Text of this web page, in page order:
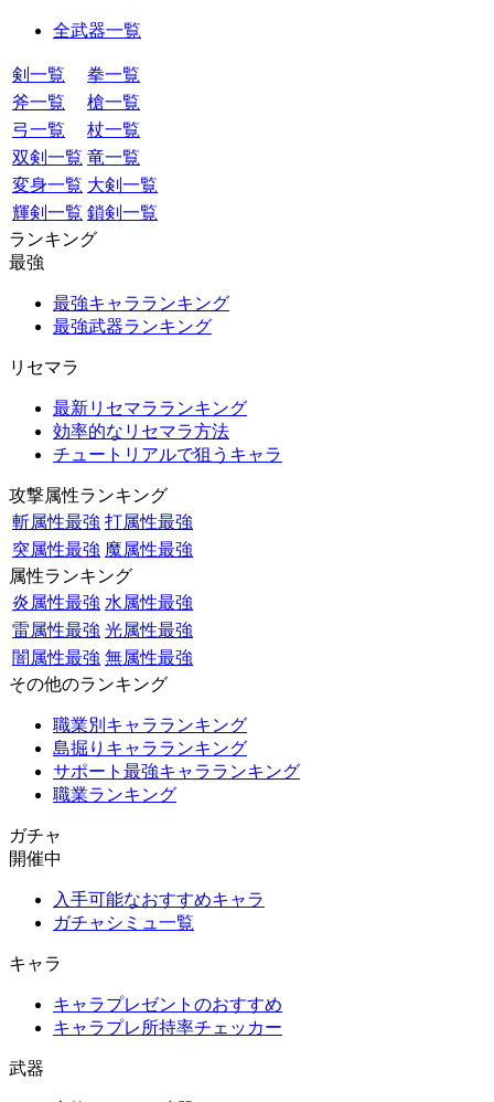
全武器一覧
剣一覧
拳一覧
斧一覧
槍一覧
弓一覧
杖一覧
双剣一覧 竜一覧
変身一覧 大剣一覧
輝剣一覧 鎖剣一覧
ランキング
最強
最強キャラランキング
最強武器ランキング
リセマラ
最新リセマラランキング
効率的なリセマラ方法
チュートリアルで狙うキャラ
攻撃属性ランキング
斬属性最強 打属性最強
突属性最強 魔属性最強
属性ランキング
炎属性最強 水属性最強
雷属性最強 光属性最強
闇属性最強 無属性最強
その他のランキング
職業別キャラランキング
島掘りキャラランキング
サポート最強キャラランキング
職業ランキング
ガチャ
開催中
入手可能なおすすめキャラ
ガチャシミュ一覧
キャラ
キャラプレゼントのおすすめ
キャラプレ所持率チェッカー
武器